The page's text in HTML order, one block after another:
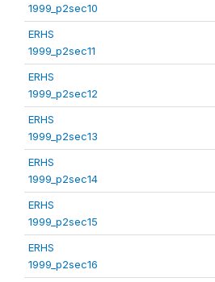
1999_p2sec10
ERHS
1999_p2sec11
ERHS
1999_p2sec12
ERHS
1999_p2sec13
ERHS
1999_p2sec14
ERHS
1999_p2sec15
ERHS
1999_p2sec16